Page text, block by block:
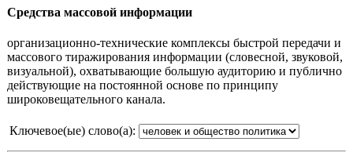
Средства массовой информации
организационно-технические комплексы быстрой передачи и
массового тиражирования информации (словесной, звуковой,
визуальной), охватывающие большую аудиторию и публично
действующие на постоянной основе по принципу
широковещательного канала.
Ключевое(ые) слово(а):